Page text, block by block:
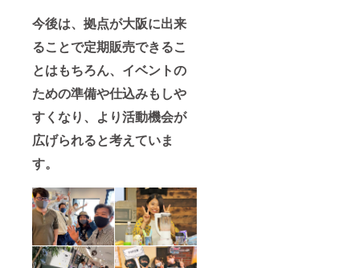
今後は、拠点が大阪に出来
ることで定期販売できるこ
とはもちろん、イベントの
ための準備や仕込みもしや
すくなり、より活動機会が
広げられると考えていま
す。